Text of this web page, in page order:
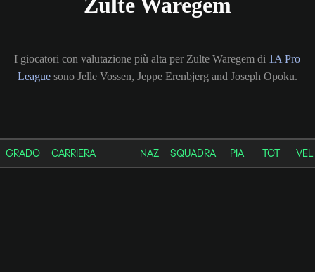
Zulte Waregem
I giocatori con valutazione più alta per Zulte Waregem di 1A Pro
League sono Jelle Vossen, Jeppe Erenbjerg and Joseph Opoku.
GRADO CARRIERA NAZ SQUADRA PIA TOT VEL